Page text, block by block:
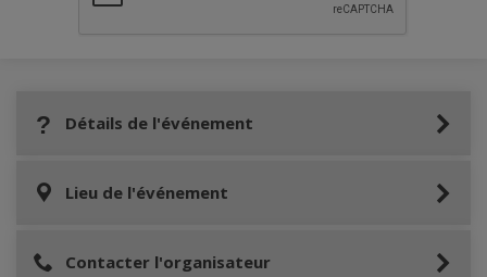
Détails de l'événement
Lieu de l'événement
Contacter l'organisateur